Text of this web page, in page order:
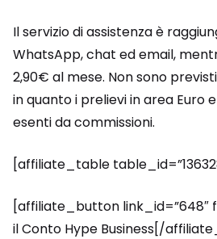
Il servizio di assistenza è
WhatsApp, chat ed email,
2,90€ al mese. Non sono
in quanto i prelievi in area Euro
esenti da commissioni.
[affiliate_table
[affiliate_button link_id=”648″
il Conto Hype Business[/